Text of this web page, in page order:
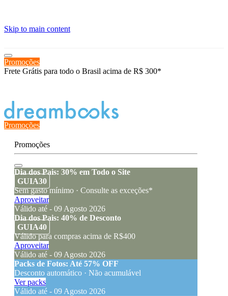
Skip to main content
Promoções
Frete Grátis para todo o Brasil acima de R$ 300*
Promoções
Promoções
Dia dos Pais: 30% em Todo o Site
GUIA30
Sem gasto mínimo · Consulte as exceções*
Aproveitar
Válido até - 09 Agosto 2026
Dia dos Pais: 40% de Desconto
GUIA40
Válido para compras acima de R$400
Aproveitar
Válido até - 09 Agosto 2026
Packs de Fotos: Até 57% OFF
Desconto automático · Não acumulável
Ver packs
Válido até - 09 Agosto 2026
≡